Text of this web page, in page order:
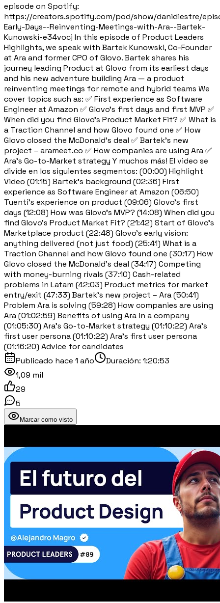
episode on Spotify:
https://creators.spotify.com/pod/show/danidiestre/
Early-Days--Reinventing-Meetings-with-Ara--Bartek-
Kunowski-e34vocj In this episode of Product Leaders
Highlights, we speak with Bartek Kunowski, Co-Founder
at Ara and former CPO of Glovo. Bartek shares his
journey leading Product at Glovo from its earliest days
and his new adventure building Ara — a product
reinventing meetings for remote and hybrid teams We
cover topics such as: ✅ First experience as Software
Engineer at Amazon ✅ Glovo’s first days and first MVP ✅
When did you find Glovo’s Product Market Fit? ✅ What is
a Traction Channel and how Glovo found one ✅ How
Glovo closed the McDonald’s deal ✅ Bartek’s new
project – arameet.co ✅ How companies are using Ara ✅
Ara’s Go-to-Market strategy Y muchos más! El video se
divide en los siguientes segmentos: (00:00) Highlight
Video (01:15) Bartek’s background (02:36) First
experience as Software Engineer at Amazon (06:50)
Tuenti’s experience on product (09:06) Glovo’s first
days (12:08) How was Glovo’s MVP? (14:08) When did you
find Glovo’s Product Market Fit? (21:42) Start of Glovo’s
Marketplace product (22:48) Glovo’s early vision:
anything delivered (not just food) (25:41) What is a
Traction Channel and how Glovo found one (30:17) How
Glovo closed the McDonald’s deal (34:17) Competing
with money-burning rivals (37:10) Cash-related
problems in Latam (42:03) Product metrics for market
entry/exit (47:33) Bartek’s new project – Ara (50:41)
Problem Ara is solving (59:28) How companies are using
Ara (01:02:59) Benefits of using Ara in a company
(01:05:30) Ara’s Go-to-Market strategy (01:10:22) Ara’s
first user persona (01:10:22) Ara’s first user persona
(01:16:20) Advice for candidates
Publicado hace 1 año Duración: 1:20:53
1,09 mil
29
5
Marcar como visto